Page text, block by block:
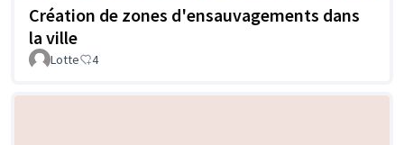
Création de zones d'ensauvagements dans
la ville
Lotte 4